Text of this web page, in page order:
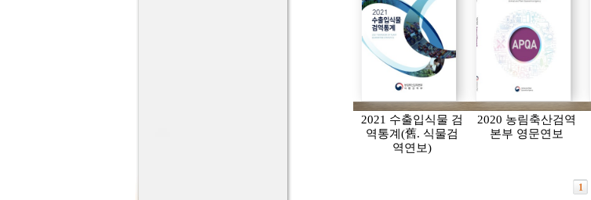
2021 수출입식물 검
역통계(舊. 식물검
역연보)
2020 농림축산검역
본부 영문연보
1